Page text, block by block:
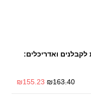
לקבלנים ואדריכלים:
₪163.40
₪155.23